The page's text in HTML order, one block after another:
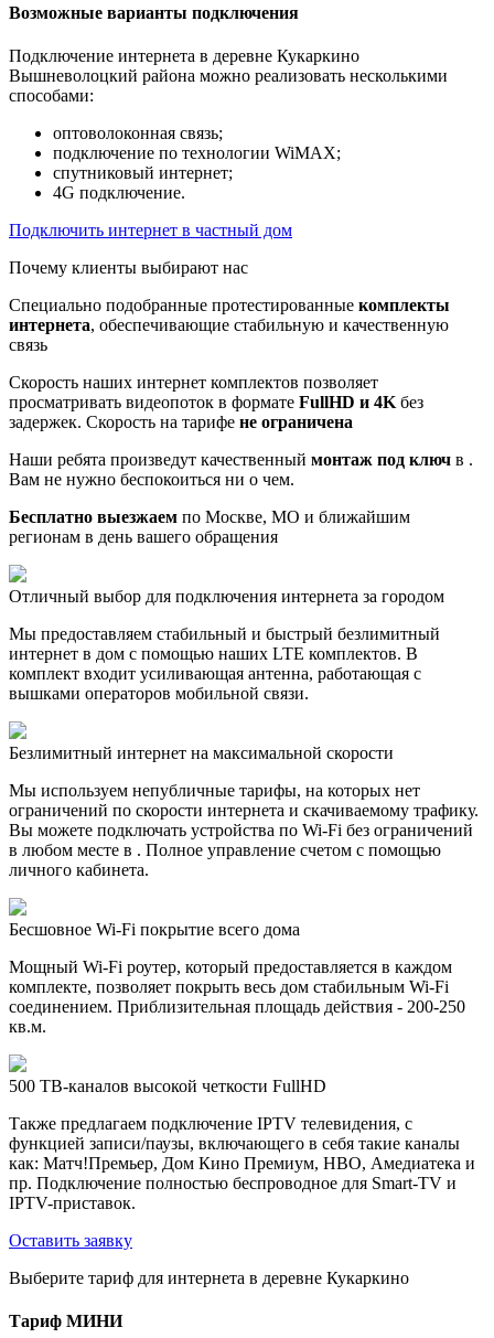
Возможные варианты подключения
Подключение интернета в деревне Кукаркино
Вышневолоцкий района можно реализовать несколькими
способами:
оптоволоконная связь;
подключение по технологии WiMAX;
спутниковый интернет;
4G подключение.
Подключить интернет в частный дом
Почему клиенты выбирают нас
Специально подобранные протестированные комплекты
интернета, обеспечивающие стабильную и качественную
связь
Скорость наших интернет комплектов позволяет
просматривать видеопоток в формате FullHD и 4K без
задержек. Скорость на тарифе не ограничена
Наши ребята произведут качественный монтаж под ключ в .
Вам не нужно беспокоиться ни о чем.
Бесплатно выезжаем по Москве, МО и ближайшим
регионам в день вашего обращения
Отличный выбор для подключения интернета за городом
Мы предоставляем стабильный и быстрый безлимитный
интернет в дом с помощью наших LTE комплектов. В
комплект входит усиливающая антенна, работающая с
вышками операторов мобильной связи.
Безлимитный интернет на максимальной скорости
Мы используем непубличные тарифы, на которых нет
ограничений по скорости интернета и скачиваемому трафику.
Вы можете подключать устройства по Wi-Fi без ограничений
в любом месте в . Полное управление счетом с помощью
личного кабинета.
Бесшовное Wi-Fi покрытие всего дома
Мощный Wi-Fi роутер, который предоставляется в каждом
комплекте, позволяет покрыть весь дом стабильным Wi-Fi
соединением. Приблизительная площадь действия - 200-250
кв.м.
500 ТВ-каналов высокой четкости FullHD
Также предлагаем подключение IPTV телевидения, с
функцией записи/паузы, включающего в себя такие каналы
как: Матч!Премьер, Дом Кино Премиум, HBO, Амедиатека и
пр. Подключение полностью беспроводное для Smart-TV и
IPTV-приставок.
Оставить заявку
Выберите тариф для интернета в деревне Кукаркино
Тариф МИНИ